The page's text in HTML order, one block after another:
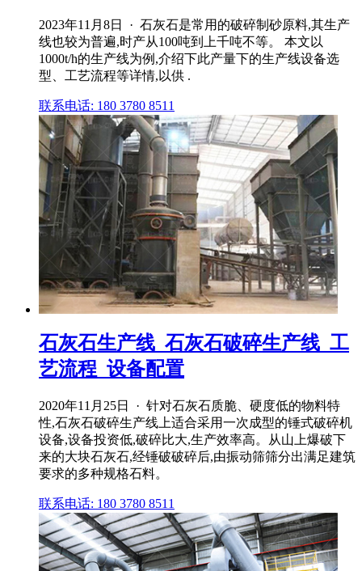
2023年11月8日 · 石灰石是常用的破碎制砂原料,其生产
线也较为普遍,时产从100吨到上千吨不等。 本文以
1000t/h的生产线为例,介绍下此产量下的生产线设备选
型、工艺流程等详情,以供 .
联系电话: 180 3780 8511
石灰石生产线_石灰石破碎生产线_工
艺流程_设备配置
2020年11月25日 · 针对石灰石质脆、硬度低的物料特
性,石灰石破碎生产线上适合采用一次成型的锤式破碎机
设备,设备投资低,破碎比大,生产效率高。从山上爆破下
来的大块石灰石,经锤破破碎后,由振动筛筛分出满足建筑
要求的多种规格石料。
联系电话: 180 3780 8511